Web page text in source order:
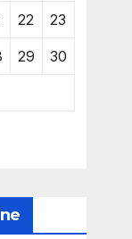
22 23
29 30